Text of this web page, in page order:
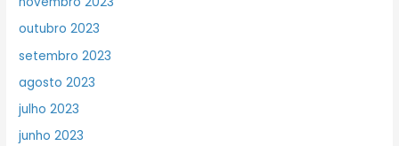
outubro 2023
setembro 2023
agosto 2023
julho 2023
junho 2023